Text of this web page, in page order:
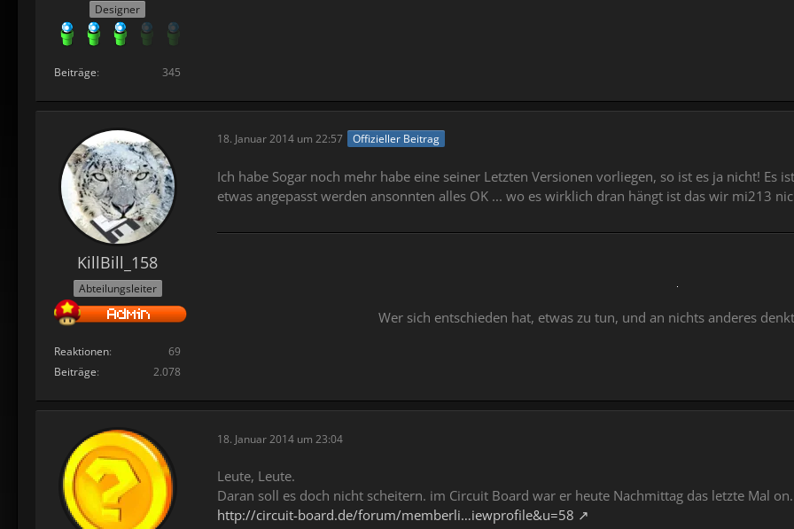
Designer
Beiträge 345
KillBill_158
Abteilungsleiter
Reaktionen
69
Beiträge
2.078
18. Januar 2014 um 22:57 Offizieller Beitrag
Ich habe Sogar noch mehr habe eine seiner Letzten Versionen vorliegen, so ist es ja nicht!
etwas angepasst werden ansonnten alles OK ... wo es wirklich dran hängt ist das wir mi213
Wer sich entschieden hat, etwas zu tun, und an nichts anderes
18. Januar 2014 um 23:04
Leute, Leute.
Daran soll es doch nicht scheitern. im Circuit Board war er heute Nachmittag das letzte Mal
http://circuit-board.de/forum/memberli…iewprofile&u=58